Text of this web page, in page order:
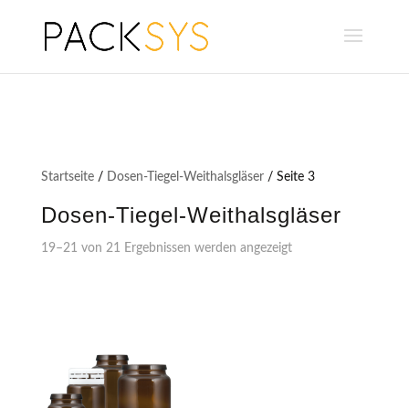
Startseite/ Dosen-Tiegel-Weithalsgläser/ Seite 3
Dosen-Tiegel-Weithalsgläser
19–21 von 21 Ergebnissen werden angezeigt